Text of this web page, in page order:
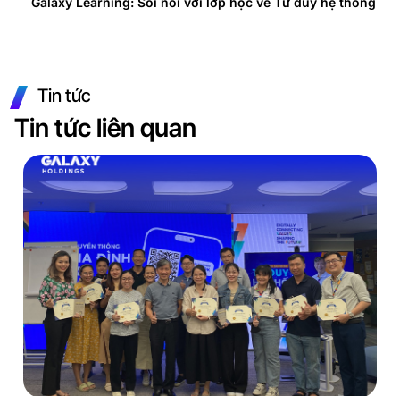
Tin tức
Tin tức liên quan